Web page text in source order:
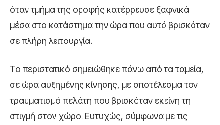
όταν τμήμα της οροφής κατέρρευσε ξαφνικά
μέσα στο κατάστημα την ώρα που αυτό βρισκόταν
σε πλήρη λειτουργία.
Το περιστατικό σημειώθηκε πάνω από τα ταμεία,
σε ώρα αυξημένης κίνησης, με αποτέλεσμα τον
τραυματισμό πελάτη που βρισκόταν εκείνη τη
στιγμή στον χώρο. Ευτυχώς, σύμφωνα με τις